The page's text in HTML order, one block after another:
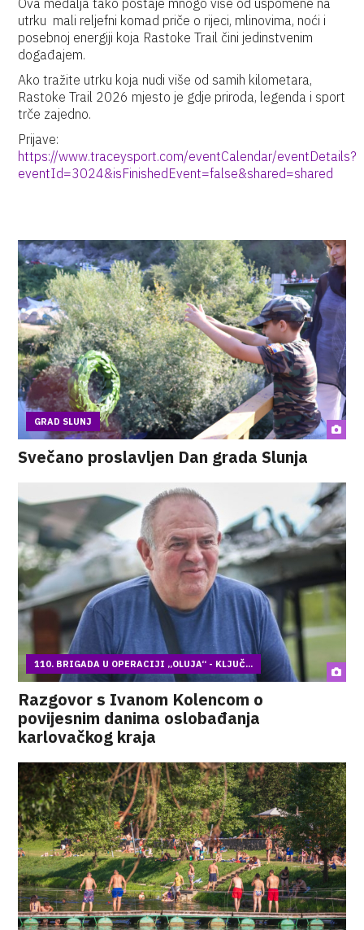
Ova medalja tako postaje mnogo više od uspomene na
utrku mali reljefni komad priče o rijeci, mlinovima, noći i
posebnoj energiji koja Rastoke Trail čini jedinstvenim
događajem.
Ako tražite utrku koja nudi više od samih kilometara,
Rastoke Trail 2026 mjesto je gdje priroda, legenda i sport
trče zajedno.
Prijave:
https://www.traceysport.com/eventCalendar/eventDetails?
eventId=3024&isFinishedEvent=false&shared=shared
GRAD SLUNJ
Svečano proslavljen Dan grada Slunja
110. BRIGADA U OPERACIJI „OLUJA“ - KLJUČ...
Razgovor s Ivanom Kolencom o
povijesnim danima oslobađanja
karlovačkog kraja